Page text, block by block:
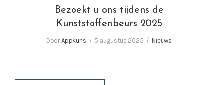
Bezoekt u ons tijdens de
Kunststoffenbeurs 2025
DoorAppkuns 5 augustus 2025 Nieuws